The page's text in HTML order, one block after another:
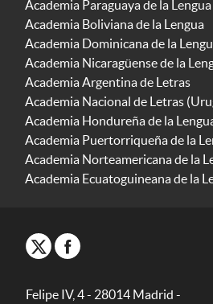
Academia Paraguaya de la
Academia Boliviana de la Lengua
Academia Dominicana de la
Academia Nicaragüense de la
Academia Argentina de Letras
Academia Nacional de Letras
Academia Hondureña de la
Academia Puertorriqueña de la
Academia Norteamericana de la
Academia Ecuatoguineana de la
Felipe IV, 4 - 28014 Madrid -